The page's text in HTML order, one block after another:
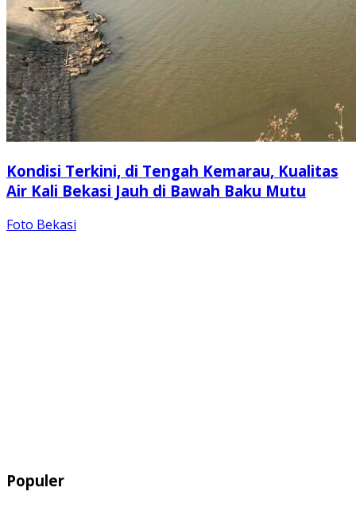
Kondisi Terkini, di Tengah Kemarau, Kualitas
Air Kali Bekasi Jauh di Bawah Baku Mutu
Foto Bekasi
Populer